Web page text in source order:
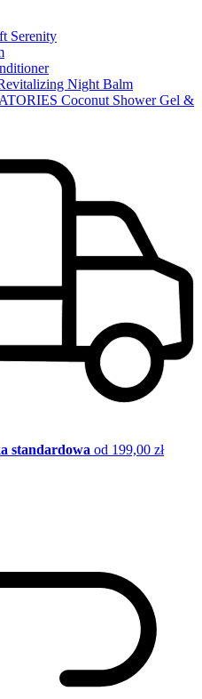
Serenity
Night Balm
Coconut Shower Gel &
standardowa od 199,00 zł